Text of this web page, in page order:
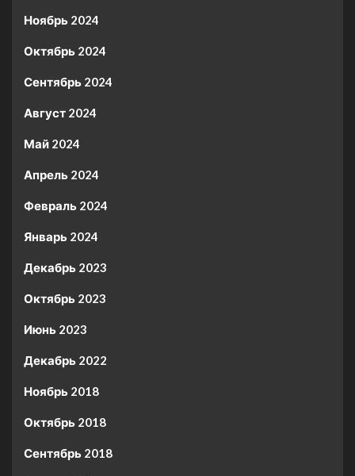
Ноябрь 2024
Октябрь 2024
Сентябрь 2024
Август 2024
Май 2024
Апрель 2024
Февраль 2024
Январь 2024
Декабрь 2023
Октябрь 2023
Июнь 2023
Декабрь 2022
Ноябрь 2018
Октябрь 2018
Сентябрь 2018